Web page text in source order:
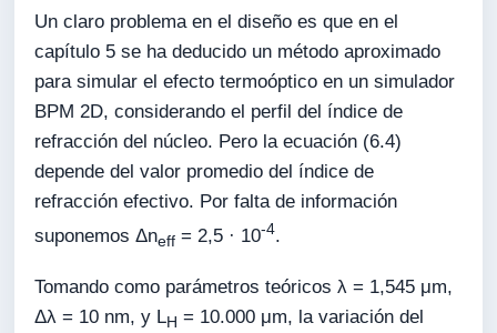
Un claro problema en el diseño es que en el
capítulo 5 se ha deducido un método aproximado
para simular el efecto termoóptico en un simulador
BPM 2D, considerando el perfil del índice de
refracción del núcleo. Pero la ecuación (6.4)
depende del valor promedio del índice de
refracción efectivo. Por falta de información
suponemos Δneff = 2,5 · 10-4.
Tomando como parámetros teóricos λ = 1,545 μm,
Δλ = 10 nm, y LH = 10.000 μm, la variación del